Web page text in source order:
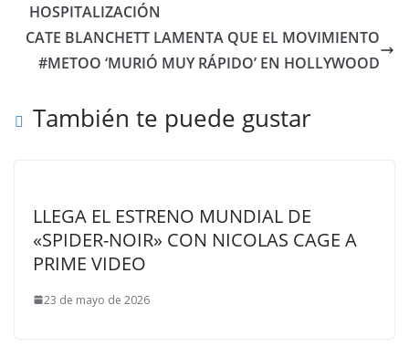
HOSPITALIZACIÓN
CATE BLANCHETT LAMENTA QUE EL MOVIMIENTO
#METOO ‘MURIÓ MUY RÁPIDO’ EN HOLLYWOOD
También te puede gustar
LLEGA EL ESTRENO MUNDIAL DE
«SPIDER-NOIR» CON NICOLAS CAGE A
PRIME VIDEO
23 de mayo de 2026